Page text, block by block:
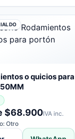
o quicios para
$68.900IVA inc.
Otro